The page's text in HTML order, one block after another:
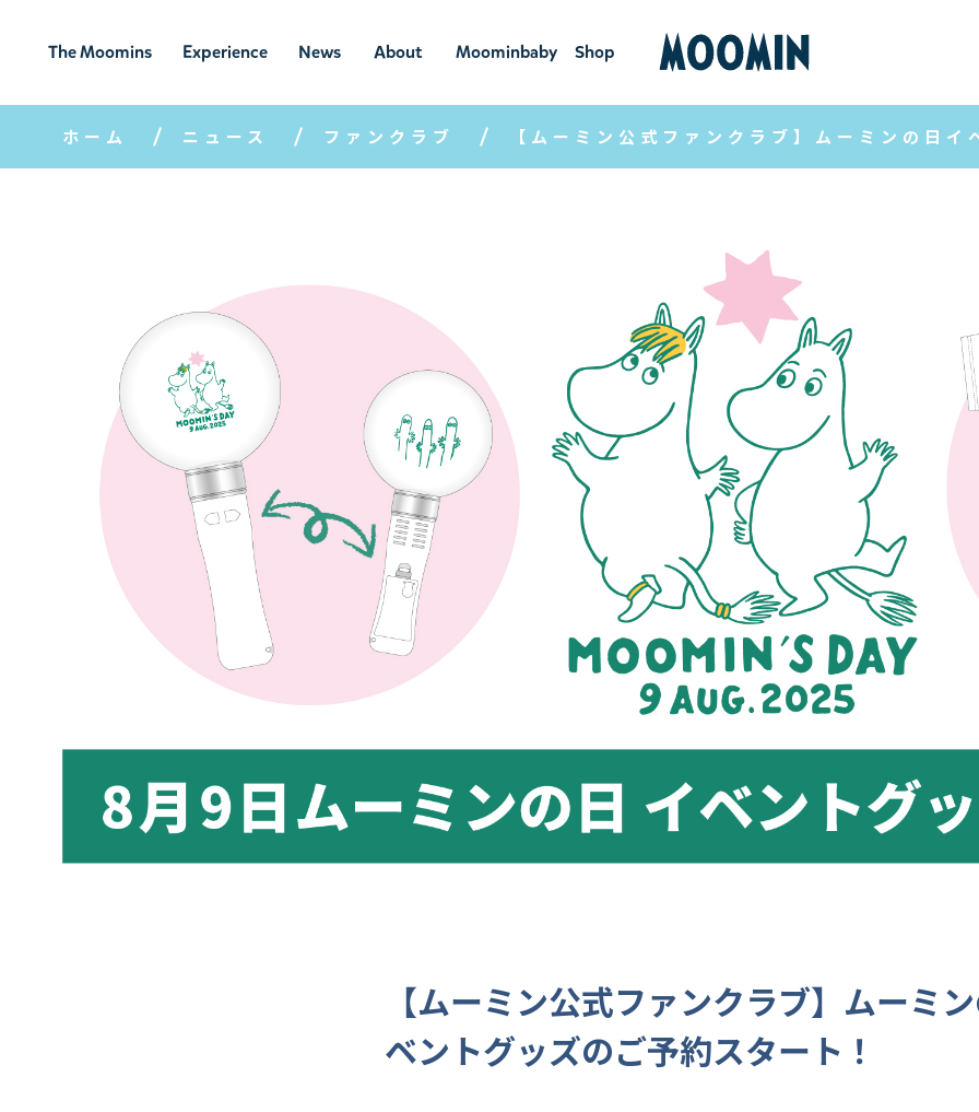
The Moomins
ムーミンの
世界
Experience
ムーミンの世
界を楽しむ
News
ニュ
ース
About
ムーミン
について
Moominbaby
ムーミンベ
ビー
Shop
ショ
ップ
ホーム ニュース ファンクラブ 【ムーミン公式ファンクラブ】ムーミンの日
【ムーミン公式ファンクラブ】ムーミ
ベントグッズのご予約スタート！